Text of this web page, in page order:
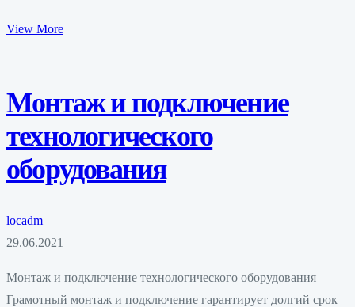
View More
Монтаж и подключение
технологического
оборудования
locadm
29.06.2021
Монтаж и подключение технологического оборудования
Грамотный монтаж и подключение гарантирует долгий срок